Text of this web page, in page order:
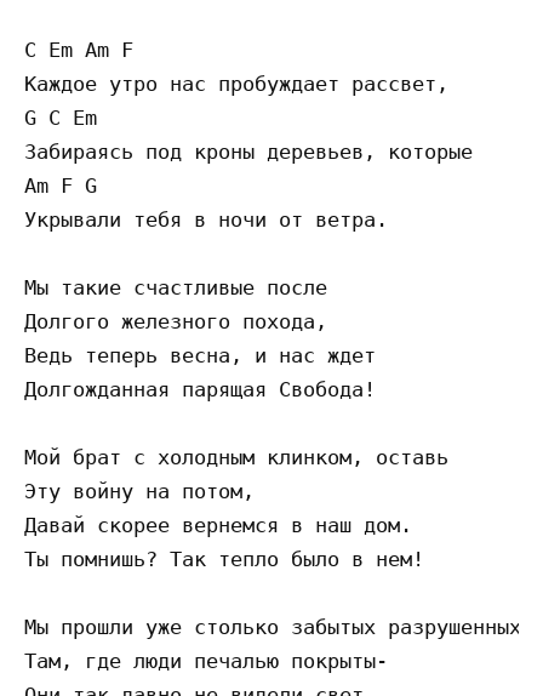
C Em Am F
Каждое утро нас пробуждает рассвет,
G C Em
Забираясь под кроны деревьев, которые
Am F G
Укрывали тебя в ночи от ветра.
Мы такие счастливые после
Долгого железного похода,
Ведь теперь весна, и нас ждет
Долгожданная парящая Свобода!
Мой брат с холодным клинком, оставь
Эту войну на потом,
Давай скорее вернемся в наш дом.
Ты помнишь? Так тепло было в нем!
Мы прошли уже столько забытых разрушенных
Там, где люди печалью покрыты-